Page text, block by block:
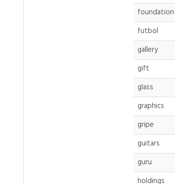
foundation
futbol
gallery
gift
glass
graphics
gripe
guitars
guru
holdings